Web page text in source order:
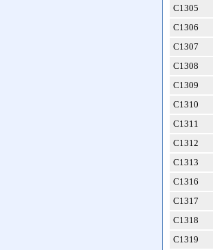
С1305
С1306
С1307
С1308
С1309
С1310
С1311
С1312
С1313
С1316
С1317
С1318
С1319